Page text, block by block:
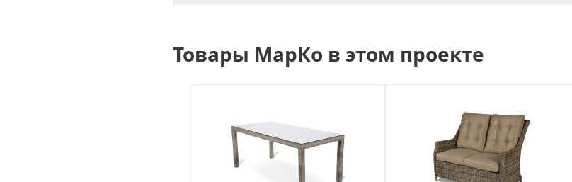
Товары МарКо в этом проекте